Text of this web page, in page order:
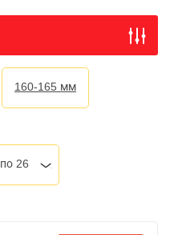
160-165 мм
по 26